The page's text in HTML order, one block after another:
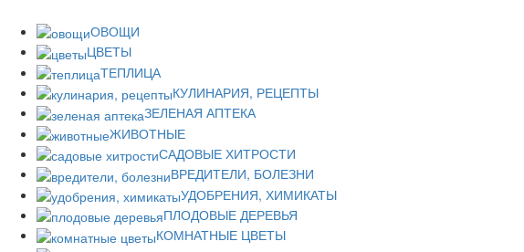
ОВОЩИ
ЦВЕТЫ
ТЕПЛИЦА
КУЛИНАРИЯ, РЕЦЕПТЫ
ЗЕЛЕНАЯ АПТЕКА
ЖИВОТНЫЕ
САДОВЫЕ ХИТРОСТИ
ВРЕДИТЕЛИ, БОЛЕЗНИ
УДОБРЕНИЯ, ХИМИКАТЫ
ПЛОДОВЫЕ ДЕРЕВЬЯ
КОМНАТНЫЕ ЦВЕТЫ